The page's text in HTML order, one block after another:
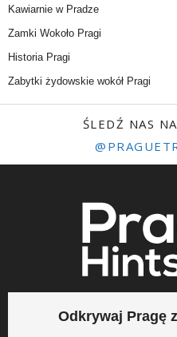
Kawiarnie w Pradze
Zamki Wokoło Pragi
Historia Pragi
Zabytki żydowskie wokół Pragi
ŚLEDŹ NAS
Odkrywaj Pragę